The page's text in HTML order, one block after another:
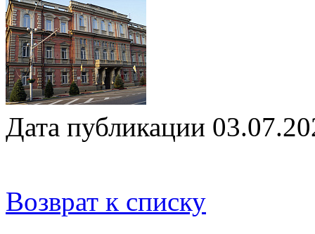
Дата публикации
Возврат к списку